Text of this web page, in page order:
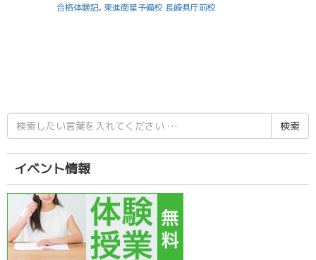
合格体験記, 東進衛星予備校 長崎県庁前校
検
索
結
果:
イベント情報